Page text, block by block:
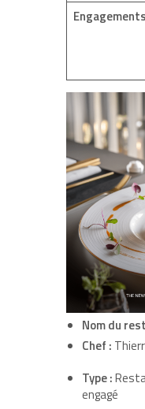
Engagements
Nom du
Chef :
Type :
engagé